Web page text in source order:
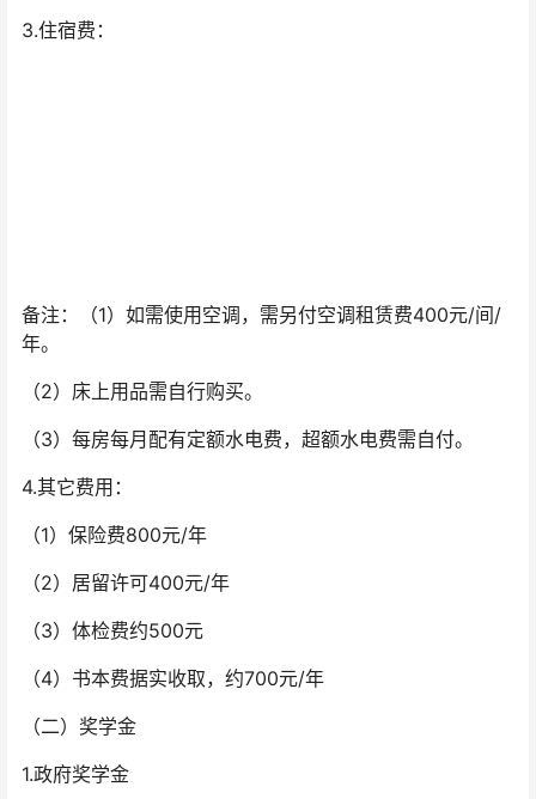
3.住宿费：
备注：（1）如需使用空调，需另付空调租赁费400元/间/
年。
（2）床上用品需自行购买。
（3）每房每月配有定额水电费，超额水电费需自付。
4.其它费用：
（1）保险费800元/年
（2）居留许可400元/年
（3）体检费约500元
（4）书本费据实收取，约700元/年
（二）奖学金
1.政府奖学金